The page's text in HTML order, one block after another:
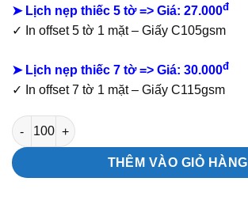
➤ Lịch nẹp thiếc 5 tờ => Giá: 27.000đ
✓ In offset 5 tờ 1 mặt – Giấy C105gsm
➤ Lịch nẹp thiếc 7 tờ => Giá: 30.000đ
✓ In offset 7 tờ 1 mặt – Giấy C115gsm
Mẫu lịch nẹp thiếc 5 tờ Lịch Phật số lượng
THÊM VÀO GIỎ HÀNG